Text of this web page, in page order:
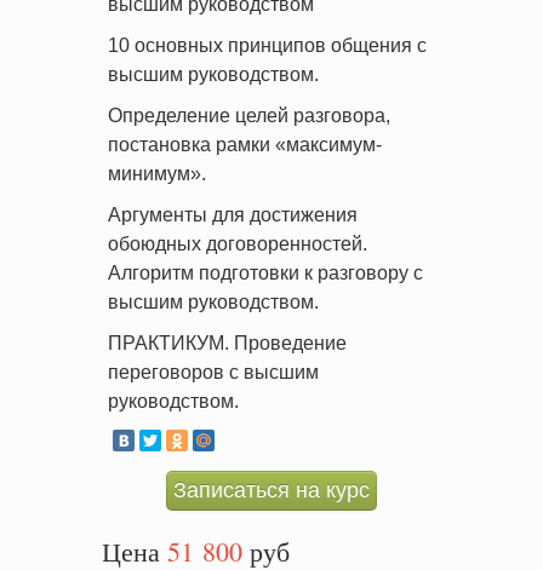
высшим руководством
10 основных принципов общения с
высшим руководством.
Определение целей разговора,
постановка рамки «максимум-
минимум».
Аргументы для достижения
обоюдных договоренностей.
Алгоритм подготовки к разговору с
высшим руководством.
ПРАКТИКУМ. Проведение
переговоров с высшим
руководством.
Записаться на курс
Цена 51 800 руб